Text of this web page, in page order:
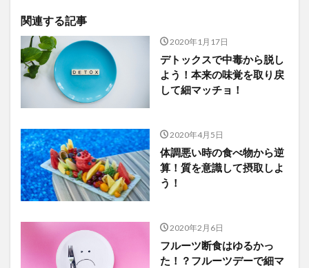
関連する記事
2020年1月17日
デトックスで中毒から脱し
よう！本来の味覚を取り戻
して細マッチョ！
2020年4月5日
体調悪い時の食べ物から逆
算！質を意識して摂取しよ
う！
2020年2月6日
フルーツ断食はゆるかっ
た！？フルーツデーで細マ